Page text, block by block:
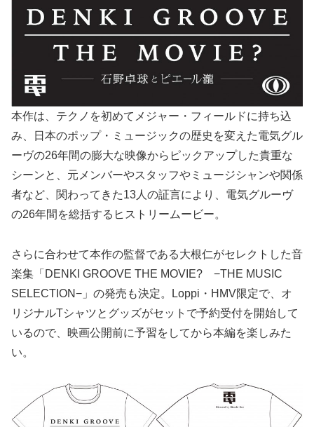
本作は、テクノを初めてメジャー・フィールドに持ち込
み、日本のポップ・ミュージックの歴史を変えた電気グル
ーヴの26年間の膨大な映像からピックアップした貴重な
シーンと、元メンバーやスタッフやミュージシャンや関係
者など、関わってきた13人の証言により、電気グルーヴ
の26年間を総括するヒストリームービー。
さらに合わせて本作の監督である大根仁がセレクトした音
楽集「DENKI GROOVE THE MOVIE? −THE MUSIC
SELECTION−」の発売も決定。Loppi・HMV限定で、オ
リジナルTシャツとグッズがセットで予約受付を開始して
いるので、映画公開前に予習をしてから本編を楽しみた
い。